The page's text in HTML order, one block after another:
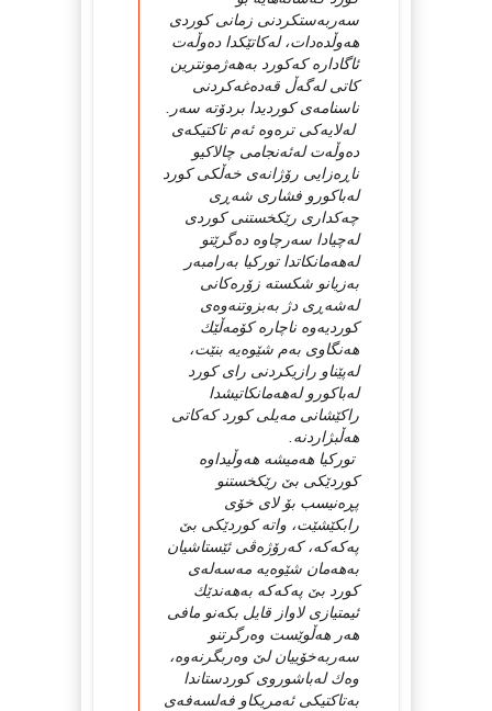
سەربەستكردنی زمانی كوردی
هەوڵدەدات، لەكاتێكدا دەوڵەت
ئاگادارە كەكورد بەهەژمونترین
كاتی لەگەڵ قەدەغەكردنی
ناسنامەی كوردیدا بردۆتە سەر.
لەلایەكی ترەوە ئەم تاكتیكەی
دەوڵەت لەئەنجامی چالاكیو
ناڕەزایی رۆژانەی خەڵكی كورد
لەباكورو فشاری شەڕی
چەكداری رێكخستنی كوردی
لەچیادا سەرچاوە دەگرێتو
لەهەمانكاتدا توركیا بەرامبەر
بەزیانو شكستە زۆرەكانی
لەشەڕی دژ بەبزوتنەوەی
كوردیەوە ناچارە كۆمەڵێك
هەنگاوی بەم شێوەیە بنێت،
لەپێناو رازیكردنی رای كورد
لەباكورو لەهەمانكاتیشدا
راكێشانی مەیلی كورد كەكاتی
هەڵبژاردنە.
توركیا هەمیشە هەوڵیداوە
كوردێكی بێ رێكخستنو
پڕەنیسب بۆ لای خۆی
رابكێشێت، واتە كوردێكی بێ
پەكەكە، كەرۆژەڤی ئێستاشیان
بەهەمان شێوەیە مەسەلەی
كورد بێ پەكەكە بەهەندێك
ئیمتیازی لاواز قایل بكەنو مافی
هەر هەڵوێست وەرگرتنو
سەربەخۆییان لێ وەربگرنەوە،
وەك لەباشوروی كوردستاندا
بەتاكتیكی ئەمریكاو فەلسەفەی